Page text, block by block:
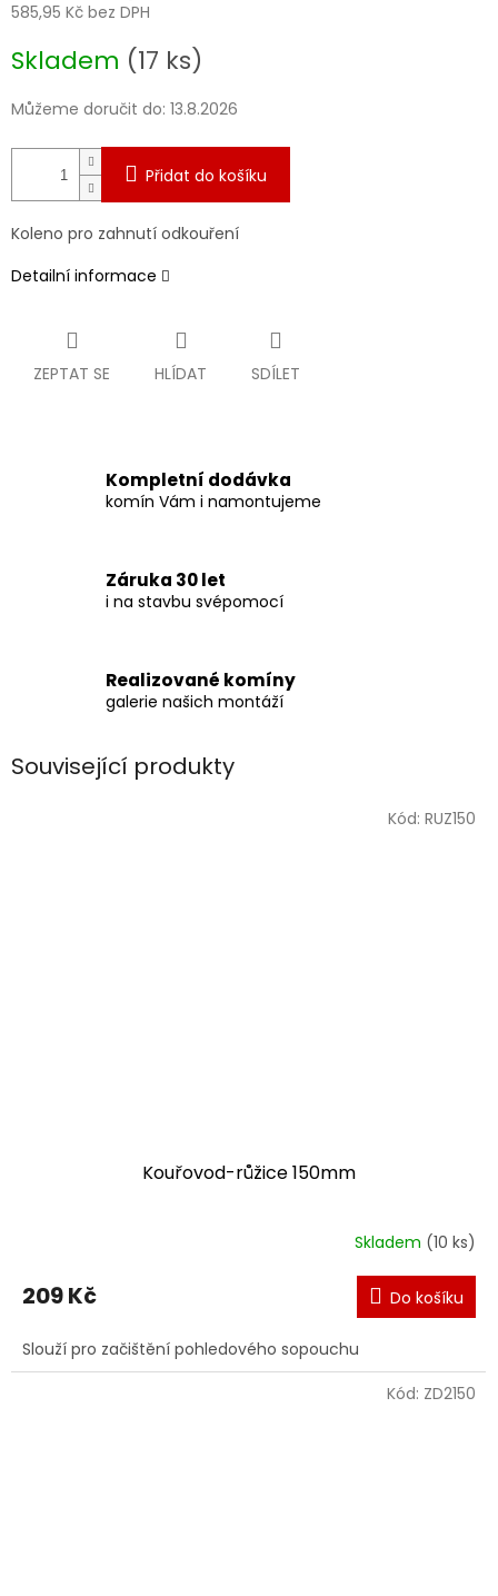
585,95 Kč bez DPH
cena:
Skladem (17 ks)
Můžeme doručit do: 13.8.2026
Přidat do košíku
Koleno pro zahnutí odkouření
Detailní informace
ZEPTAT SE HLÍDAT SDÍLET
Kompletní dodávka
komín Vám i namontujeme
Záruka 30 let
i na stavbu svépomocí
Realizované komíny
galerie našich montáží
Související produkty
Kouřovod-růžice 150mm
Skladem (10 ks)
209 Kč Do košíku
Slouží pro začištění pohledového sopouchu
Kód: RUZ150
Kód: ZD2150